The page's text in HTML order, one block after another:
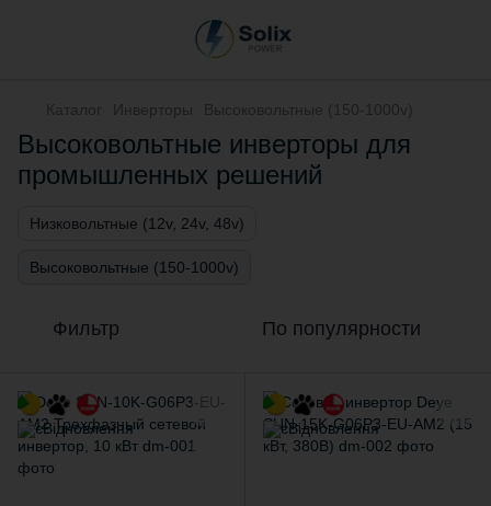
Высоковольтные инверторы для
промышленных решений
Низковольтные (12v, 24v, 48v)
Высоковольтные (150-1000v)
Фильтр По популярности